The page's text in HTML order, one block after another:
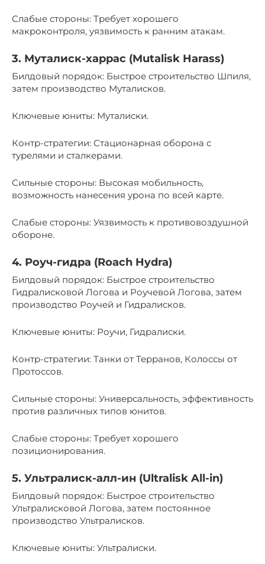
Слабые стороны: Требует хорошего
макроконтроля, уязвимость к ранним атакам.
3. Муталиск-харрас (Mutalisk Harass)
Билдовый порядок: Быстрое строительство Шпиля,
затем производство Муталисков.
Ключевые юниты: Муталиски.
Контр-стратегии: Стационарная оборона с
турелями и сталкерами.
Сильные стороны: Высокая мобильность,
возможность нанесения урона по всей карте.
Слабые стороны: Уязвимость к противовоздушной
обороне.
4. Роуч-гидра (Roach Hydra)
Билдовый порядок: Быстрое строительство
Гидралисковой Логова и Роучевой Логова, затем
производство Роучей и Гидралисков.
Ключевые юниты: Роучи, Гидралиски.
Контр-стратегии: Танки от Терранов, Колоссы от
Протоссов.
Сильные стороны: Универсальность, эффективность
против различных типов юнитов.
Слабые стороны: Требует хорошего
позиционирования.
5. Ультралиск-алл-ин (Ultralisk All-in)
Билдовый порядок: Быстрое строительство
Ультралисковой Логова, затем постоянное
производство Ультралисков.
Ключевые юниты: Ультралиски.